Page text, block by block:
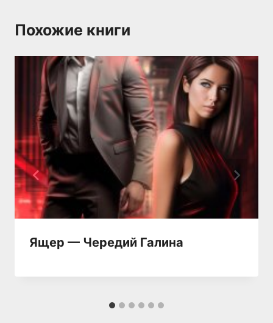
Похожие книги
Ящер — Чередий Галина